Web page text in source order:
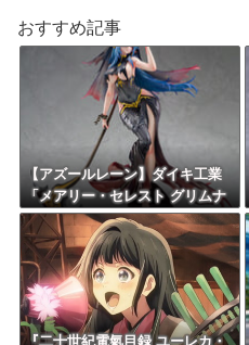
おすすめ記事
【アズールレーン】ダイキ工業
「メアリー・セレスト グリムナ
イト・リーパー」フィギュア
【予約開始】
『二十世紀電氣目録 ユーレカ・